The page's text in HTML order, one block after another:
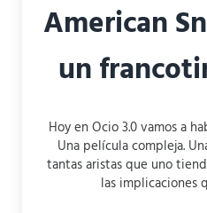
American
un
Hoy en Ocio 3.0 vamos a
Una película compleja.
tantas aristas que uno
las implicaciones